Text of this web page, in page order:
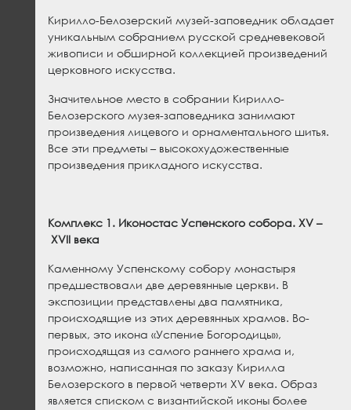
Кирилло-Белозерский музей-заповедник обладает
уникальным собранием русской средневековой
живописи и обширной коллекцией произведений
церковного искусства.
Значительное место в собрании Кирилло-
Белозерского музея-заповедника занимают
произведения лицевого и орнаментального шитья.
Все эти предметы – высокохудожественные
произведения прикладного искусства.
Комплекс 1. Иконостас Успенского собора. XV –
XVII века
Каменному Успенскому собору монастыря
предшествовали две деревянные церкви. В
экспозиции представлены два памятника,
происходящие из этих деревянных храмов. Во-
первых, это икона «Успение Богородицы»,
происходящая из самого раннего храма и,
возможно, написанная по заказу Кирилла
Белозерского в первой четверти XV века. Образ
является списком с византийской иконы более